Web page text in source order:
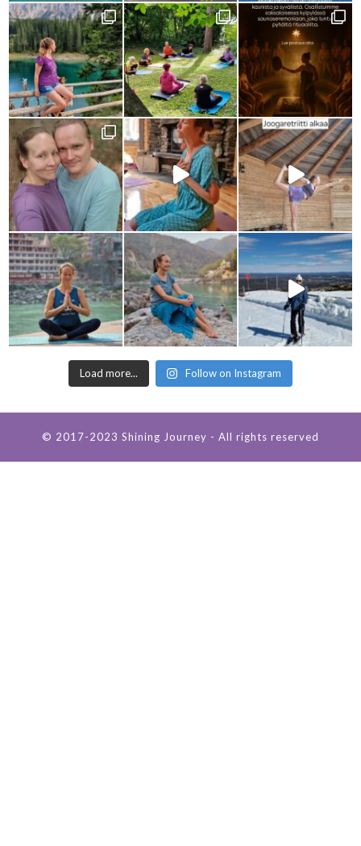
Load more... Follow on Instagram
© 2017-2023 Shining Journey - All rights reserved